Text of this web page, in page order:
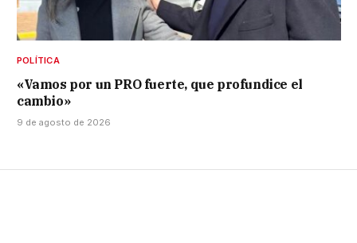
POLÍTICA
«Vamos por un PRO fuerte, que profundice el
cambio»
9 de agosto de 2026